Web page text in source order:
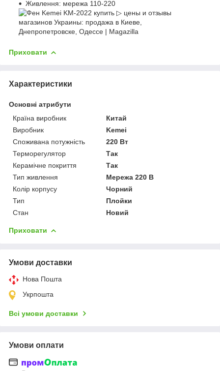
Живлення: мережа 110-220
Приховати
Характеристики
Основні атрибути
Країна виробник
Китай
Виробник
Kemei
Споживана потужність
220 Вт
Терморегулятор
Так
Керамічне покриття
Так
Тип живлення
Мережа 220 В
Колір корпусу
Чорний
Тип
Плойки
Стан
Новий
Приховати
Умови доставки
Нова Пошта
Укрпошта
Всі умови доставки
Умови оплати